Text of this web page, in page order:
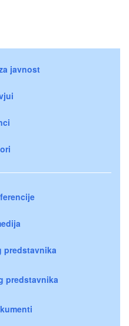
javnost
predstavnika
predstavnika